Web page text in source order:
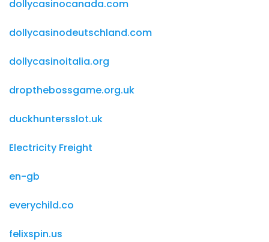
dollycasinocanada.com
dollycasinodeutschland.com
dollycasinoitalia.org
dropthebossgame.org.uk
duckhuntersslot.uk
Electricity Freight
en-gb
everychild.co
felixspin.us